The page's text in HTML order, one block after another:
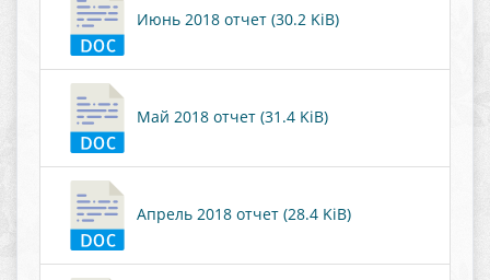
Июнь 2018 отчет (30.2 KiB)
Май 2018 отчет (31.4 KiB)
Апрель 2018 отчет (28.4 KiB)